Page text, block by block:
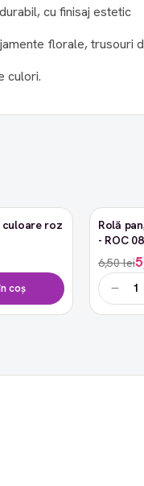
cu finisaj estetic
florale, trusouri
culori.
culoare roz
coș
-9%
Rolă
- ROC
6,50 lei